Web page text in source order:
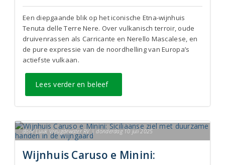
Een diepgaande blik op het iconische Etna-wijnhuis
Tenuta delle Terre Nere. Over vulkanisch terroir, oude
druivenrassen als Carricante en Nerello Mascalese, en
de pure expressie van de noordhelling van Europa’s
actiefste vulkaan.
Lees verder en beleef
door Luuk Vreugdewater RV | donderdag 10 juli 2025
Wijnhuis Caruso e Minini: